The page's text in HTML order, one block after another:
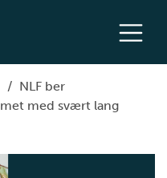
/ NLF ber
med svært lang